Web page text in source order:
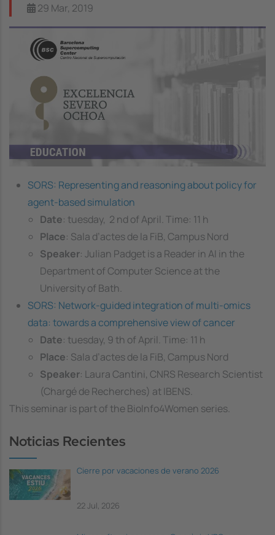
29 Mar, 2019
SORS: Representing and reasoning about policy for
agent-based simulation
Date: tuesday, 2 nd of April. Time: 11 h
Place: Sala d’actes de la FiB, Campus Nord
Speaker: Julian Padget is a Reader in AI in the
Department of Computer Science at the
University of Bath.
SORS: Network-guided integration of multi-omics
data: towards a comprehensive view of cancer
Date: tuesday, 9 th of April. Time: 11 h
Place: Sala d’actes de la FiB, Campus Nord
Speaker: Laura Cantini, CNRS Research Scientist
(Chargé de Recherches) at IBENS.
This seminar is part of the BioInfo4Women series.
Noticias Recientes
Cierre por vacaciones de verano 2026
22 Jul, 2026